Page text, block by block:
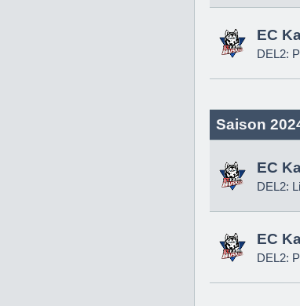
EC
DEL2:
Saison
EC
DEL2:
EC
DEL2: